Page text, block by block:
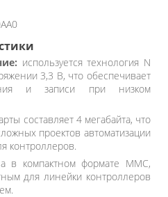
используется технология N
3,3 В, что обеспечивает
и записи при низком
составляет 4 мегабайта, что
проектов автоматизации
контроллеров.
в компактном формате MMC,
для линейки контроллеров